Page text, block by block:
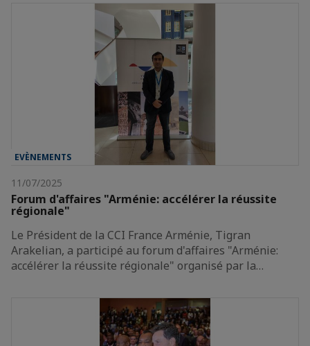
EVÈNEMENTS
11/07/2025
Forum d'affaires "Arménie: accélérer la réussite
régionale"
Le Président de la CCI France Arménie, Tigran
Arakelian, a participé au forum d'affaires "Arménie:
accélérer la réussite régionale" organisé par la…